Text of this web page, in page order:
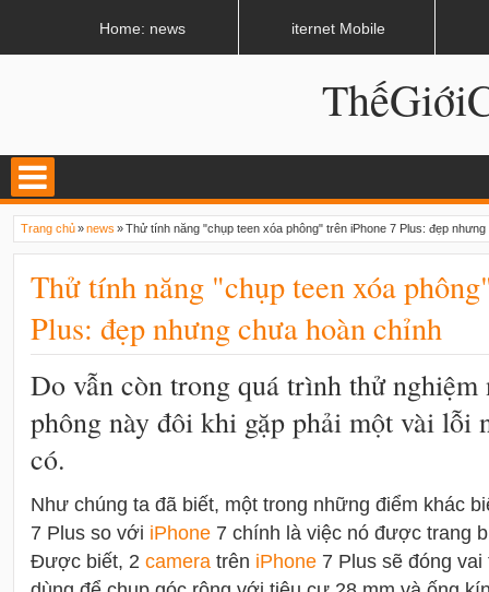
Trang chủ»news »Thử tính năng "chụp teen xóa phông" trên iPhone 7 Plus: đẹp
Thử tính năng "chụp teen xóa
Plus: đẹp nhưng chưa hoàn chỉnh
Do vẫn còn trong quá trình thử nghiệm
phông này đôi khi gặp phải một vài lỗi
có.
Như chúng ta đã biết, một trong những điểm khác
7 Plus so với iPhone 7 chính là việc nó được trang
Được biết, 2 camera trên iPhone 7 Plus sẽ đóng
Home: news iternet Mobile